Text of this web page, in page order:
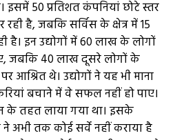
50 प्रतिशत कंपनियां छोटे स्तर
है, जबकि सर्विस के क्षेत्र में 15
है। इन उद्योगों में 60 लाख के लोगों
जबकि 40 लाख दूसरे लोगों के
आश्रित थे। उद्योगों ने यह भी माना
बचाने में वे सफल नहीं हो पाए।
के तहत लाया गया था। इसके
अभी तक कोई सर्वे नहीं कराया है